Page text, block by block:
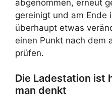
abgenommen, erneut
gereinigt und am Ende
überhaupt etwas
einen Punkt nach dem
prüfen.
Die Ladestation ist
man denkt